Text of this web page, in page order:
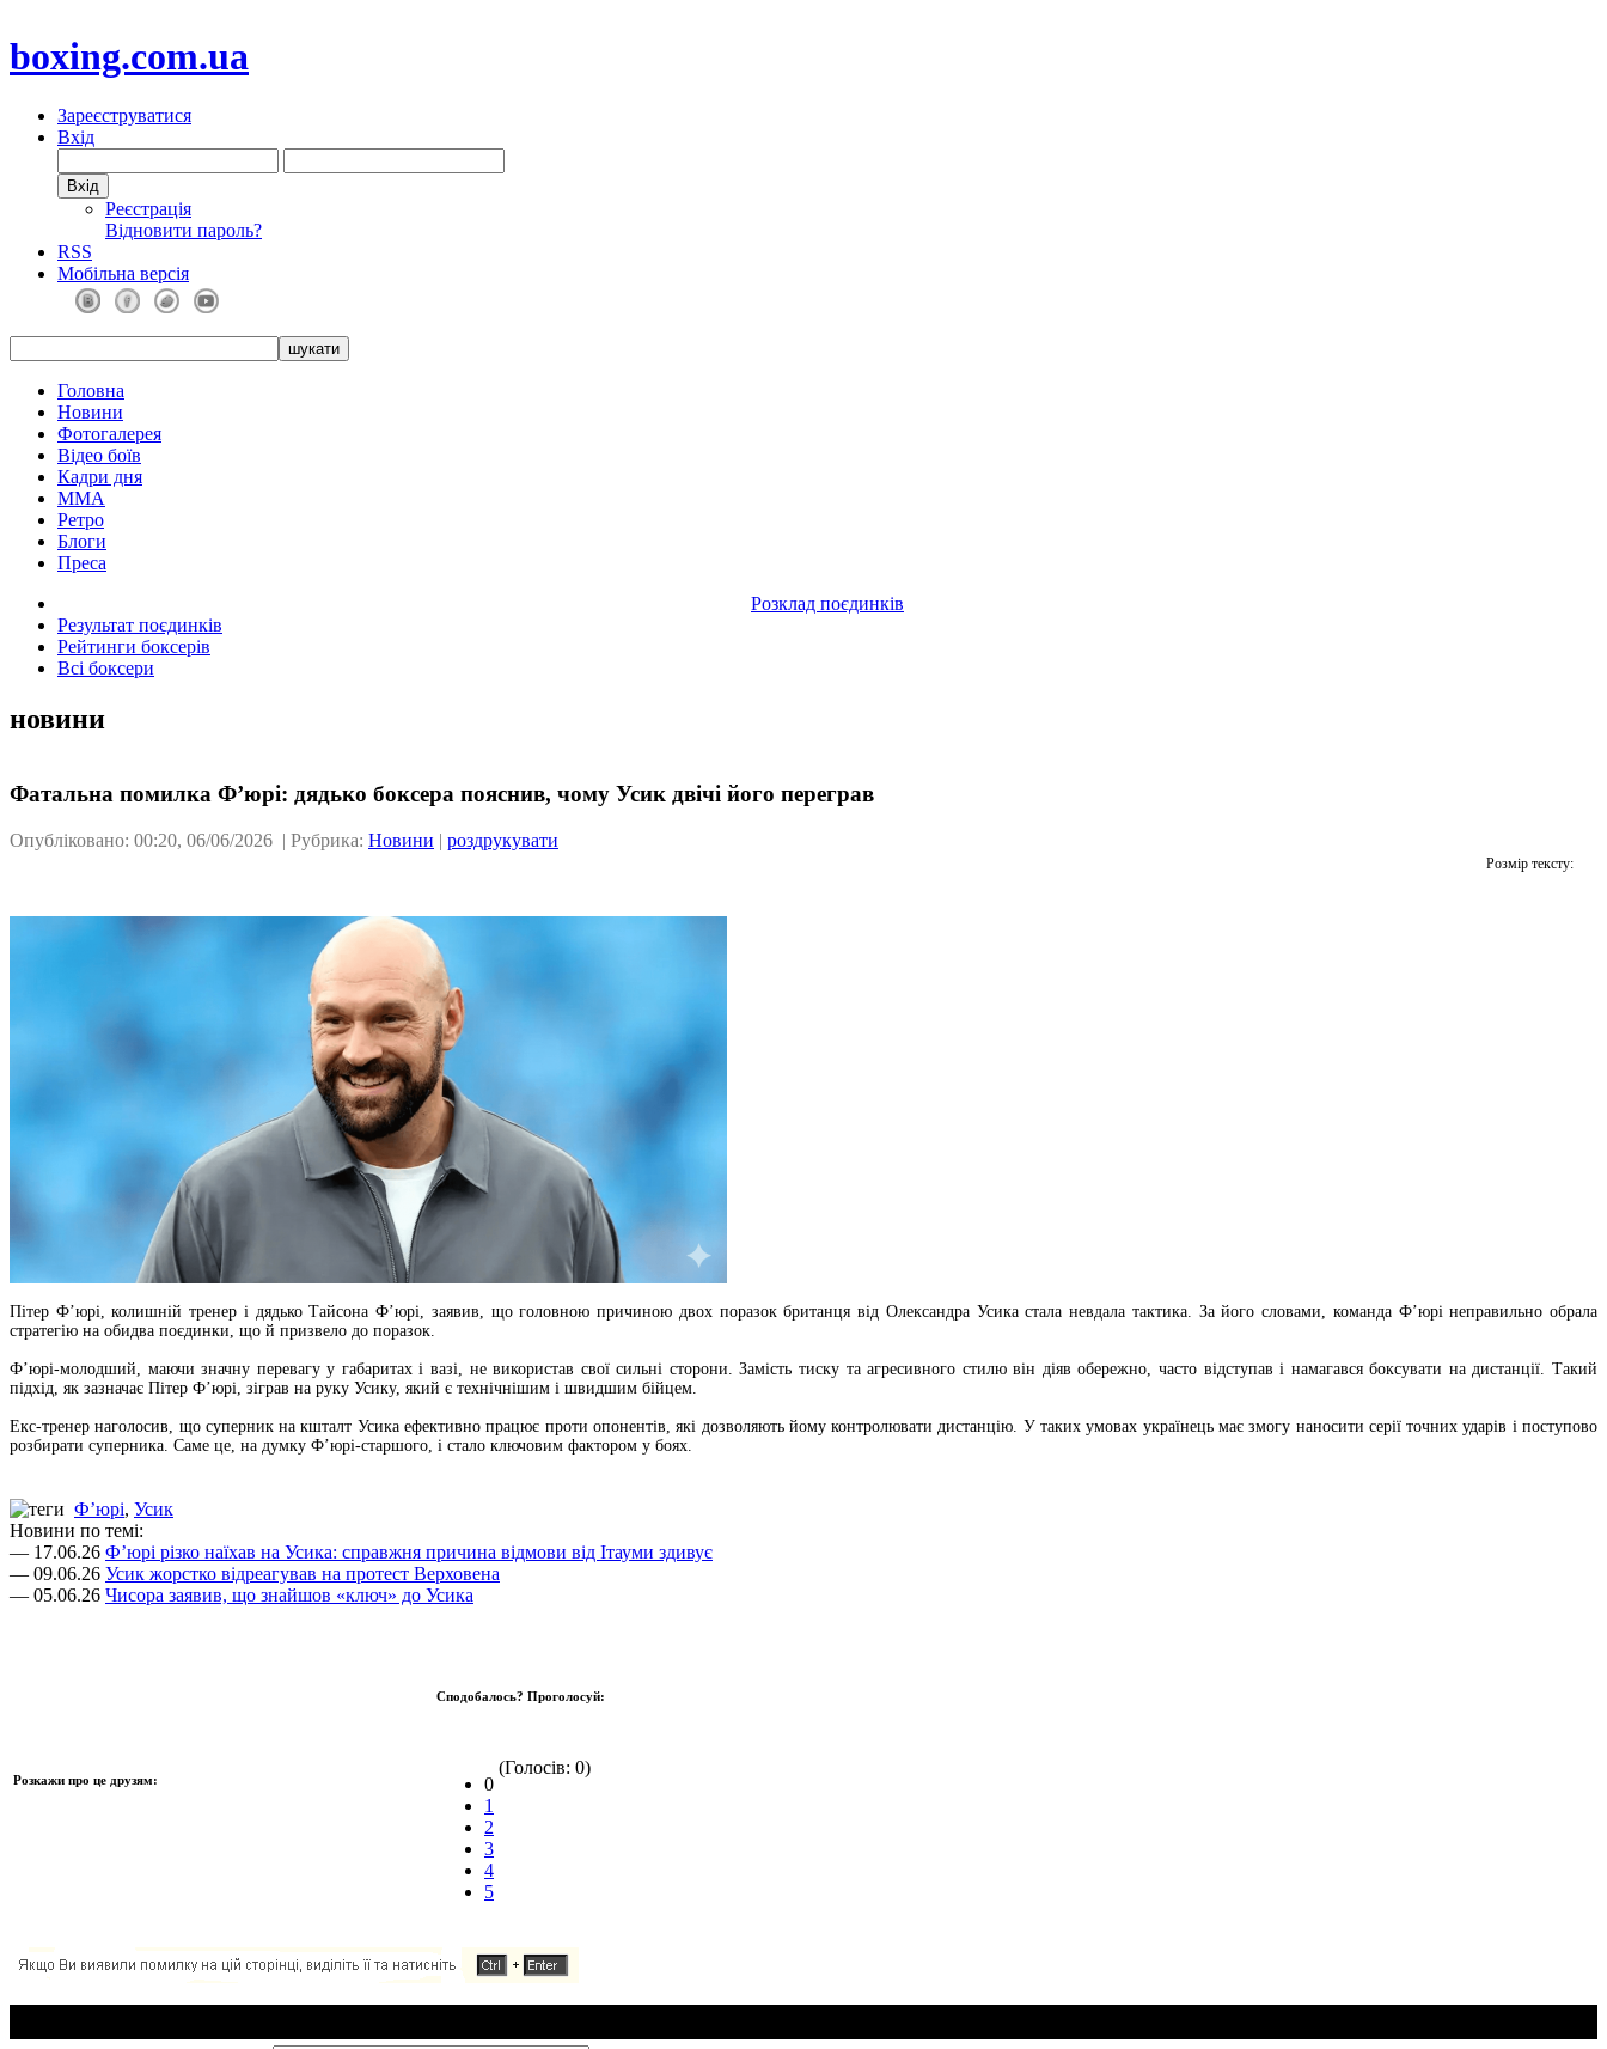
boxing.com.ua
Зареєструватися
Вхід
Реєстрація
Відновити пароль?
RSS
Мобільна версія
Головна
Новини
Фотогалерея
Відео боїв
Кадри дня
ММА
Ретро
Блоги
Преса
Розклад поєдинків
Результат поєдинків
Рейтинги боксерів
Всі боксери
новини
Фатальна помилка Ф’юрі: дядько боксера пояснив, чому Усик двічі його переграв
Опубліковано: 00:20, 06/06/2026 | Рубрика: Новини | роздрукувати
Розмір тексту:
Пітер Ф’юрі, колишній тренер і дядько Тайсона Ф’юрі, заявив, що головною причиною двох поразок британця від Олександра Усика стала невдала тактика. За його словами, команда Ф’юрі неправильно обрала
стратегію на обидва поєдинки, що й призвело до поразок.
Ф’юрі-молодший, маючи значну перевагу у габаритах і вазі, не використав свої сильні сторони. Замість тиску та агресивного стилю він діяв обережно, часто відступав і намагався боксувати на дистанції. Такий
підхід, як зазначає Пітер Ф’юрі, зіграв на руку Усику, який є технічнішим і швидшим бійцем.
Екс-тренер наголосив, що суперник на кшталт Усика ефективно працює проти опонентів, які дозволяють йому контролювати дистанцію. У таких умовах українець має змогу наносити серії точних ударів і поступово
розбирати суперника. Саме це, на думку Ф’юрі-старшого, і стало ключовим фактором у боях.
Ф’юрі, Усик
Новини по темі:
— 17.06.26 Ф’юрі різко наїхав на Усика: справжня причина відмови від Ітауми здивує
— 09.06.26 Усик жорстко відреагував на протест Верховена
— 05.06.26 Чисора заявив, що знайшов «ключ» до Усика
Розкажи про це друзям:
Сподобалось? Проголосуй:
0
1
2
3
4
5
(Голосів: 0)